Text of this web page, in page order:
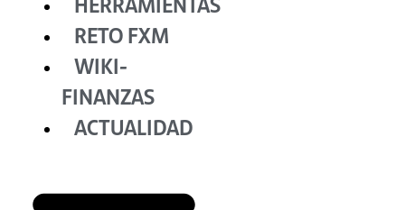
RETO FXM
WIKI-
FINANZAS
ACTUALIDAD